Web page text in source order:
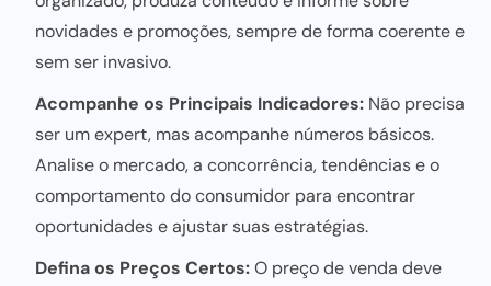
novidades e promoções, sempre de forma coerente e
sem ser invasivo.
Acompanhe os Principais Indicadores: Não precisa
ser um expert, mas acompanhe números básicos.
Analise o mercado, a concorrência, tendências e o
comportamento do consumidor para encontrar
oportunidades e ajustar suas estratégias.
Defina os Preços Certos:O preço de venda deve